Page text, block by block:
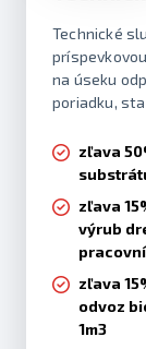
Technické
na úseku
poriadku,
zľava
zľava
výrub
zľava
odvoz
1m3